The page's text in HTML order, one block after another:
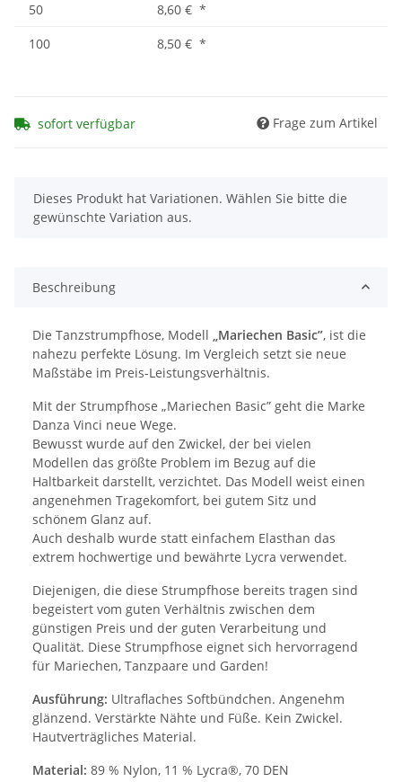
50
8,60 € *
100
8,50 € *
sofort verfügbar Frage zum Artikel
x
Dieses Produkt hat Variationen. Wählen Sie bitte die
gewünschte Variation aus.
Beschreibung
Die Tanzstrumpfhose, Modell „Mariechen Basic”, ist die
nahezu perfekte Lösung. Im Vergleich setzt sie neue
Maßstäbe im Preis-Leistungsverhältnis.
Mit der Strumpfhose „Mariechen Basic” geht die Marke
Danza Vinci neue Wege.
Bewusst wurde auf den Zwickel, der bei vielen
Modellen das größte Problem im Bezug auf die
Haltbarkeit darstellt, verzichtet. Das Modell weist einen
angenehmen Tragekomfort, bei gutem Sitz und
schönem Glanz auf.
Auch deshalb wurde statt einfachem Elasthan das
extrem hochwertige und bewährte Lycra verwendet.
Diejenigen, die diese Strumpfhose bereits tragen sind
begeistert vom guten Verhältnis zwischen dem
günstigen Preis und der guten Verarbeitung und
Qualität. Diese Strumpfhose eignet sich hervorragend
für Mariechen, Tanzpaare und Garden!
Ausführung: Ultraflaches Softbündchen. Angenehm
glänzend. Verstärkte Nähte und Füße. Kein Zwickel.
Hautverträgliches Material.
Material: 89 % Nylon, 11 % Lycra®, 70 DEN